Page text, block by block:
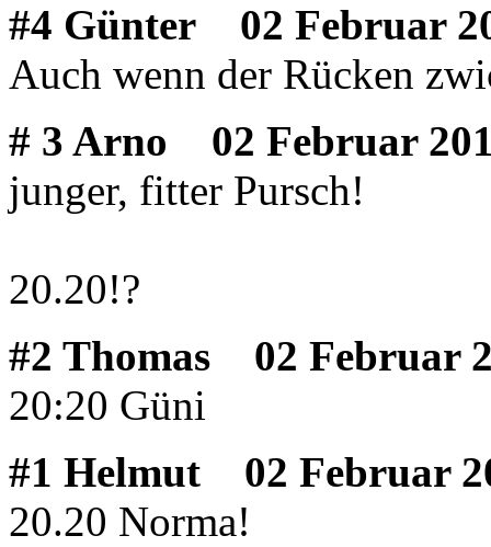
#4 Günter
02 Februar
Auch wenn der Rücken
# 3 Arno
02 Februar
junger, fitter Pursch!
20.20!?
#2 Thomas
02 Februar
20:20 Güni
#1 Helmut
02 Februar
20.20 Norma!